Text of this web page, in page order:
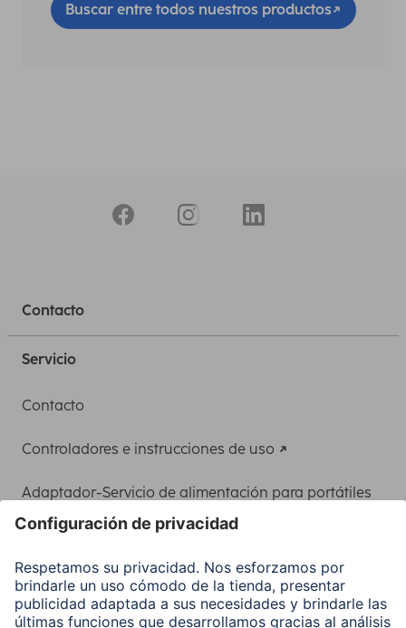
Buscar entre todos nuestros productos
Contacto
Servicio
Contacto
Controladores e instrucciones de uso
Adaptador-Servicio de alimentación para portátiles
Clientes online